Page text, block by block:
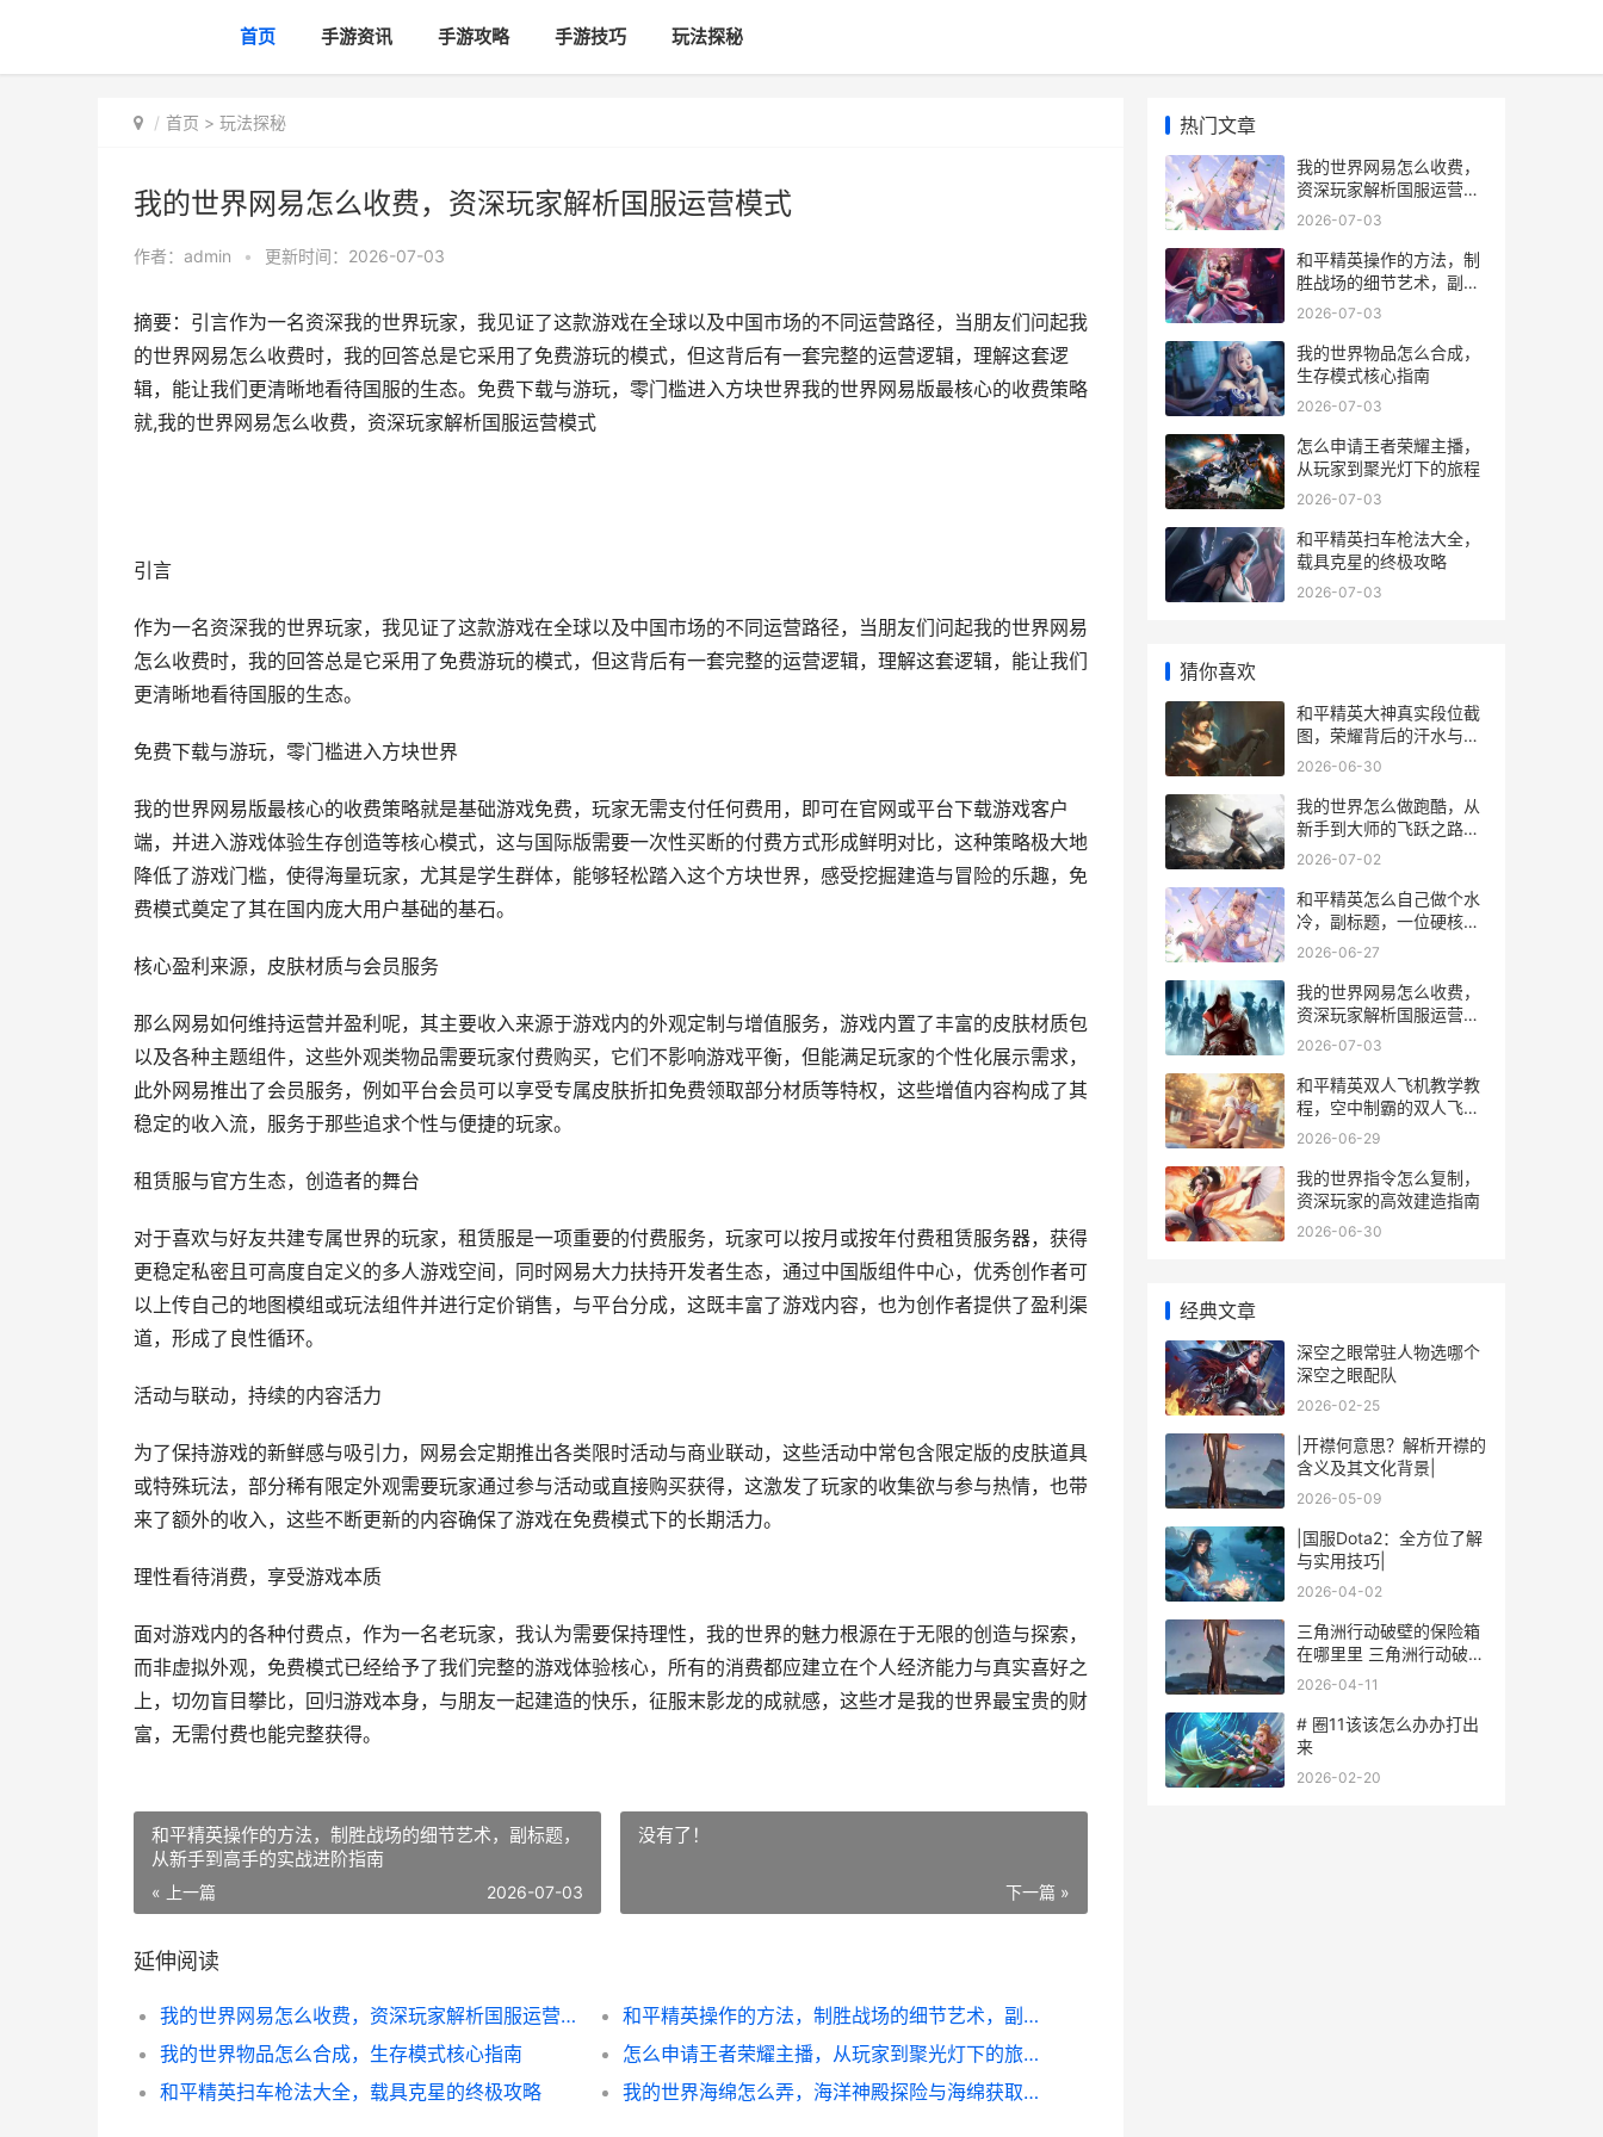
首页 手游资讯 手游攻略 手游技巧 玩法探秘
首页 > 玩法探秘
我的世界网易怎么收费，资深玩家解析国服运营模式
作者： admin • 更新时间：2026-07-03
摘要：引言作为一名资深我的世界玩家，我见证了这款游戏在全球以及中国市场的不同运营路径，当朋友们问起我
的世界网易怎么收费时，我的回答总是它采用了免费游玩的模式，但这背后有一套完整的运营逻辑，理解这套逻
辑，能让我们更清晰地看待国服的生态。免费下载与游玩，零门槛进入方块世界我的世界网易版最核心的收费策略
就,我的世界网易怎么收费，资深玩家解析国服运营模式
引言
作为一名资深我的世界玩家，我见证了这款游戏在全球以及中国市场的不同运营路径，当朋友们问起我的世界网易
怎么收费时，我的回答总是它采用了免费游玩的模式，但这背后有一套完整的运营逻辑，理解这套逻辑，能让我们
更清晰地看待国服的生态。
免费下载与游玩，零门槛进入方块世界
我的世界网易版最核心的收费策略就是基础游戏免费，玩家无需支付任何费用，即可在官网或平台下载游戏客户
端，并进入游戏体验生存创造等核心模式，这与国际版需要一次性买断的付费方式形成鲜明对比，这种策略极大地
降低了游戏门槛，使得海量玩家，尤其是学生群体，能够轻松踏入这个方块世界，感受挖掘建造与冒险的乐趣，免
费模式奠定了其在国内庞大用户基础的基石。
核心盈利来源，皮肤材质与会员服务
那么网易如何维持运营并盈利呢，其主要收入来源于游戏内的外观定制与增值服务，游戏内置了丰富的皮肤材质包
以及各种主题组件，这些外观类物品需要玩家付费购买，它们不影响游戏平衡，但能满足玩家的个性化展示需求，
此外网易推出了会员服务，例如平台会员可以享受专属皮肤折扣免费领取部分材质等特权，这些增值内容构成了其
稳定的收入流，服务于那些追求个性与便捷的玩家。
租赁服与官方生态，创造者的舞台
对于喜欢与好友共建专属世界的玩家，租赁服是一项重要的付费服务，玩家可以按月或按年付费租赁服务器，获得
更稳定私密且可高度自定义的多人游戏空间，同时网易大力扶持开发者生态，通过中国版组件中心，优秀创作者可
以上传自己的地图模组或玩法组件并进行定价销售，与平台分成，这既丰富了游戏内容，也为创作者提供了盈利渠
道，形成了良性循环。
活动与联动，持续的内容活力
为了保持游戏的新鲜感与吸引力，网易会定期推出各类限时活动与商业联动，这些活动中常包含限定版的皮肤道具
或特殊玩法，部分稀有限定外观需要玩家通过参与活动或直接购买获得，这激发了玩家的收集欲与参与热情，也带
来了额外的收入，这些不断更新的内容确保了游戏在免费模式下的长期活力。
理性看待消费，享受游戏本质
面对游戏内的各种付费点，作为一名老玩家，我认为需要保持理性，我的世界的魅力根源在于无限的创造与探索，
而非虚拟外观，免费模式已经给予了我们完整的游戏体验核心，所有的消费都应建立在个人经济能力与真实喜好之
上，切勿盲目攀比，回归游戏本身，与朋友一起建造的快乐，征服末影龙的成就感，这些才是我的世界最宝贵的财
富，无需付费也能完整获得。
和平精英操作的方法，制胜战场的细节艺术，副标题，
从新手到高手的实战进阶指南
« 上一篇 2026-07-03
没有了！
下一篇 »
延伸阅读
我的世界网易怎么收费，资深玩家解析国服运营模式
和平精英操作的方法，制胜战场的细节艺术，副标题，从新手到高手的实战进阶指南
我的世界物品怎么合成，生存模式核心指南
怎么申请王者荣耀主播，从玩家到聚光灯下的旅程
和平精英扫车枪法大全，载具克星的终极攻略
我的世界海绵怎么弄，海洋神殿探险与海绵获取指南
热门文章
我的世界网易怎么收费，
资深玩家解析国服运营模
式
2026-07-03
和平精英操作的方法，制
胜战场的细节艺术，副标
题，从新手到高手的实战
2026-07-03
我的世界物品怎么合成，
生存模式核心指南
2026-07-03
怎么申请王者荣耀主播，
从玩家到聚光灯下的旅程
2026-07-03
和平精英扫车枪法大全，
载具克星的终极攻略
2026-07-03
猜你喜欢
和平精英大神真实段位截
图，荣耀背后的汗水与智
慧
2026-06-30
我的世界怎么做跑酷，从
新手到大师的飞跃之路，
副标题，方块间的舞蹈艺
2026-07-02
和平精英怎么自己做个水
冷，副标题，一位硬核玩
家的实战散热改造手记
2026-06-27
我的世界网易怎么收费，
资深玩家解析国服运营模
式
2026-07-03
和平精英双人飞机教学教
程，空中制霸的双人飞行
指南
2026-06-29
我的世界指令怎么复制，
资深玩家的高效建造指南
2026-06-30
经典文章
深空之眼常驻人物选哪个
深空之眼配队
2026-02-25
|开襟何意思？解析开襟的
含义及其文化背景|
2026-05-09
|国服Dota2：全方位了解
与实用技巧|
2026-04-02
三角洲行动破壁的保险箱
在哪里里 三角洲行动破壁
新赛季补给礼包
2026-04-11
# 圈11该该怎么办办打出
来
2026-02-20